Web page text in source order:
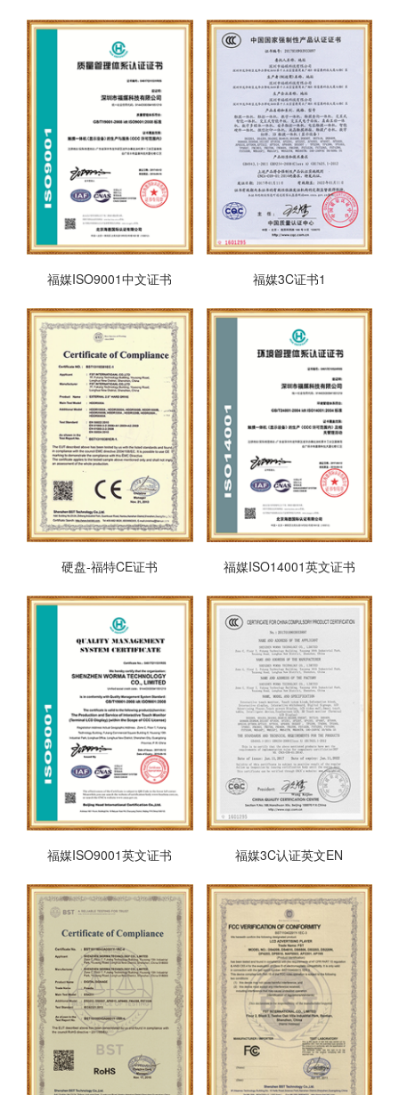
福媒ISO9001中文证书 福媒3C证书1
硬盘-福特CE证书 福媒ISO14001英文证书
福媒ISO9001英文证书 福媒3C认证英文EN